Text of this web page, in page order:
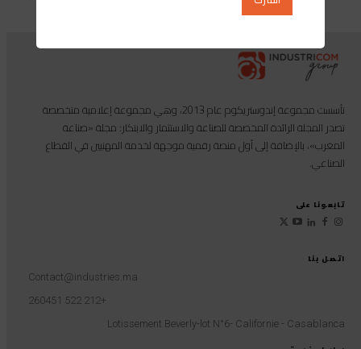
اتصل بنا
Contact@industries.ma
+212 522 260451
Lotissement Beverly-lot N°6- Californie - Casablanca
تأسست مجموعة إندوستريكوم عام 2013، وهي مجموعة إعلامية متخصصة
تصدر المجلة الرائدة المخصصة للصناعة والاستثمار والابتكار: مجلة «صناعة
المغرب»، بالإضافة إلى أول منصة رقمية موجهة لخدمة المهنيين في القطاع
الصناعي.
تابعونا على